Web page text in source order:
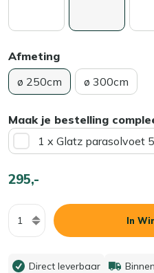
Afmeting
ø 250cm
ø 300cm
Maak je bestelling
1 x Glatz parasolvoet
295,-
Aantal
In
Direct leverbaar